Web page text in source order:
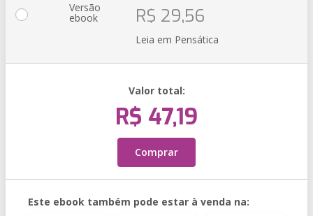
Versão
ebook R$ 29,56
Leia em Pensática
Valor total:
R$ 47,19
Comprar
Este ebook também pode estar à venda na: